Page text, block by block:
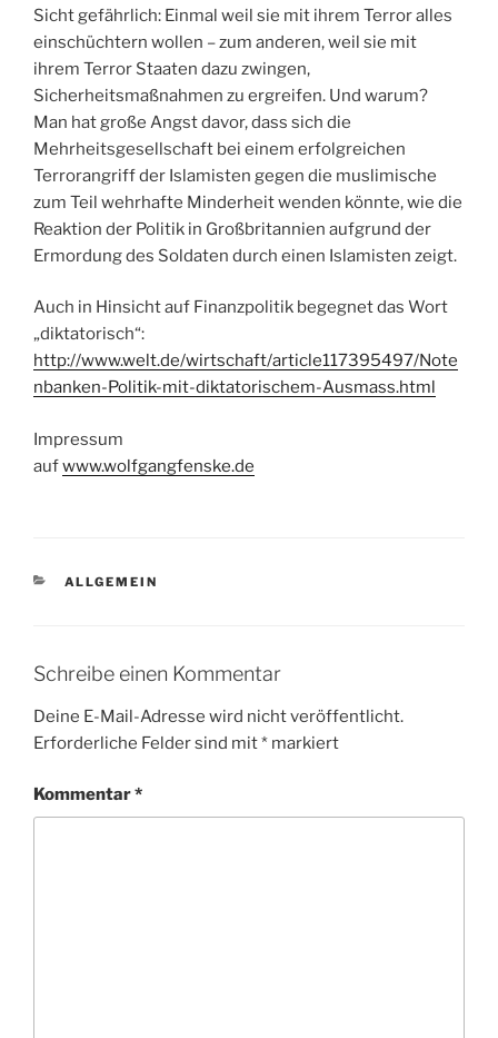
Sicht gefährlich: Einmal weil sie mit ihrem Terror alles
einschüchtern wollen – zum anderen, weil sie mit
ihrem Terror Staaten dazu zwingen,
Sicherheitsmaßnahmen zu ergreifen. Und warum?
Man hat große Angst davor, dass sich die
Mehrheitsgesellschaft bei einem erfolgreichen
Terrorangriff der Islamisten gegen die muslimische
zum Teil wehrhafte Minderheit wenden könnte, wie die
Reaktion der Politik in Großbritannien aufgrund der
Ermordung des Soldaten durch einen Islamisten zeigt.
Auch in Hinsicht auf Finanzpolitik begegnet das Wort
„diktatorisch“:
http://www.welt.de/wirtschaft/article117395497/Note
nbanken-Politik-mit-diktatorischem-Ausmass.html
Impressum
aufwww.wolfgangfenske.de
KATEGORIEN
ALLGEMEIN
Schreibe einen Kommentar
Deine E-Mail-Adresse wird nicht veröffentlicht.
Erforderliche Felder sind mit* markiert
Kommentar*